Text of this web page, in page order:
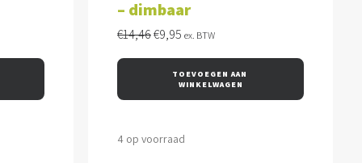
– dimbaar
€14,46Oorspronkelijke
€14,46.
€9,95Huidige
€9,95.
ex. BTW
TOEVOEGEN AAN
WINKELWAGEN
4 op voorraad